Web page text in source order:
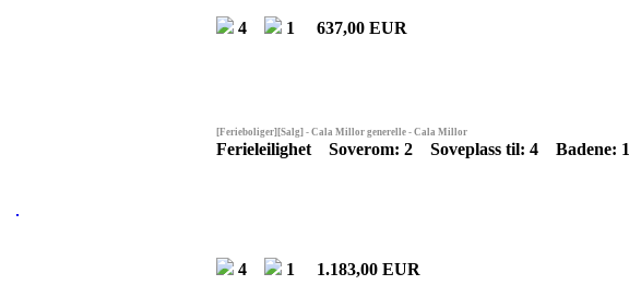
4 1 637,00 EUR
[Ferieboliger][Salg] - Cala Millor generelle - Cala Millor
Ferieleilighet Soverom: 2 Soveplass til: 4 Badene: 1
4 1 1.183,00 EUR